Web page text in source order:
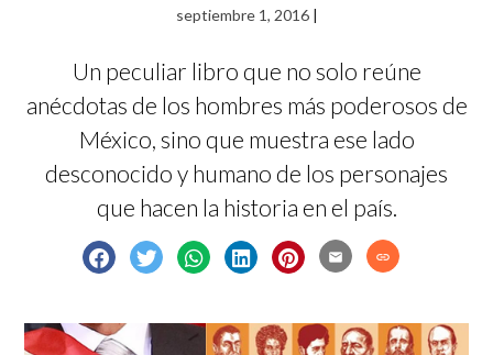
septiembre 1, 2016 |
Un peculiar libro que no solo reúne
anécdotas de los hombres más poderosos de
México, sino que muestra ese lado
desconocido y humano de los personajes
que hacen la historia en el país.
email link